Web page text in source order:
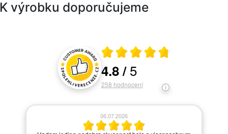
K výrobku doporučujeme
Hodnocení a recenze zákazníků
Průměrné hodnocení 4.8 z 5
4.8/5
258 hodnocení
06.07.2026